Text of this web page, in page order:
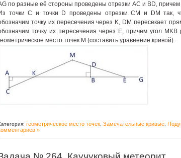
по разные её стороны проведены отрезки AC и BD,
точки C и точки D проведены отрезки СM и DM так,
точку их пересечения через K, DM пересекает
точку их пересечения через E, причем угол MKB
место точек M (составить уравнение кривой).
геометрическое место точек Замечательные кривые
»